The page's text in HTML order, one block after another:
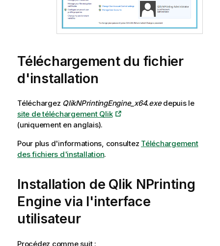
Téléchargement du fichier
d'installation
Téléchargez QlikNPrintingEngine_x64.exedepuis le
site de téléchargement Qlik
(uniquement en anglais).
Pour plus d'informations, consultez Téléchargement
des fichiers d'installation.
Installation de Qlik NPrinting
Engine via l'interface
utilisateur
Procédez comme suit :